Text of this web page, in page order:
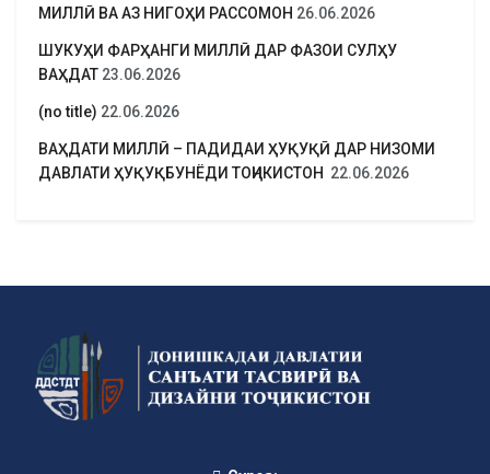
МИЛЛӢ ВА АЗ НИГОҲИ РАССОМОН 26.06.2026
ШУКУҲИ ФАРҲАНГИ МИЛЛӢ ДАР ФАЗОИ СУЛҲУ
ВАҲДАТ 23.06.2026
(no title) 22.06.2026
ВАҲДАТИ МИЛЛӢ – ПАДИДАИ ҲУҚУҚӢ ДАР НИЗОМИ
ДАВЛАТИ ҲУҚУҚБУНЁДИ ТОҶИКИСТОН 22.06.2026